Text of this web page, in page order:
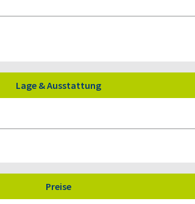
Lage & Ausstattung
Preise